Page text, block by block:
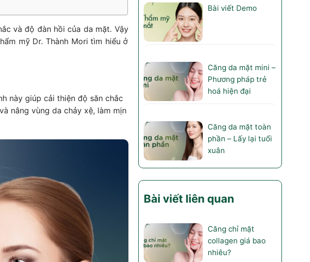
và độ đàn hồi của da mặt. Vậy
mỹ Dr. Thành Mori tìm hiểu ở
này giúp cải thiện độ săn chắc
nâng vùng da chảy xệ, làm mịn
Bài viết Demo
Căng da mặt mini –
Phương pháp trẻ
hoá hiện đại
Căng da mặt toàn
phần – Lấy lại tuổi
xuân
Bài viết liên quan
Căng chỉ mặt
collagen giá bao
nhiêu?